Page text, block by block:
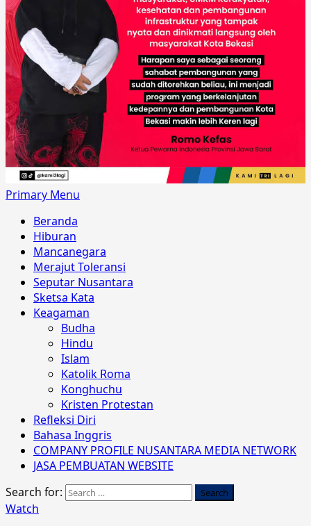
Primary Menu
Beranda
Hiburan
Mancanegara
Merajut Toleransi
Seputar Nusantara
Sketsa Kata
Keagaman
Budha
Hindu
Islam
Katolik Roma
Konghuchu
Kristen Protestan
Refleksi Diri
Bahasa Inggris
COMPANY PROFILE NUSANTARA MEDIA NETWORK
JASA PEMBUATAN WEBSITE
Search for:
Watch